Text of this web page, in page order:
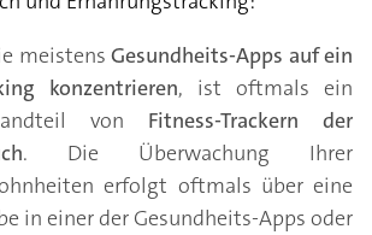
meistens Gesundheits-Apps auf ein
konzentrieren, ist oftmals ein
von Fitness-Trackern der
. Die Überwachung Ihrer
erfolgt oftmals über eine
in einer der Gesundheits-Apps oder